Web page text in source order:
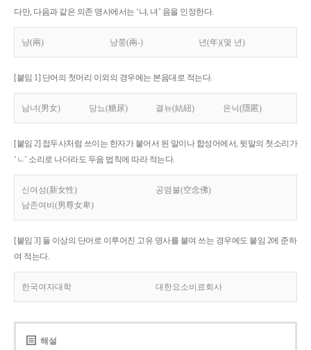
다만, 다음과 같은 의존 명사에서는 ‘냐, 녀’ 음을 인정한다.
냥(兩) 냥쭝(兩-) 년(年)(몇 년)
[붙임 1] 단어의 첫머리 이외의 경우에는 본음대로 적는다.
남녀(男女) 당뇨(糖尿) 결뉴(結紐) 은닉(隱匿)
[붙임 2] 접두사처럼 쓰이는 한자가 붙어서 된 말이나 합성어에서, 뒷말의 첫소리가
‘ㄴ’ 소리로 나더라도 두음 법칙에 따라 적는다.
신여성(新女性)
공염불(空念佛)
남존여비(男尊女卑)
[붙임 3] 둘 이상의 단어로 이루어진 고유 명사를 붙여 쓰는 경우에도 붙임 2에 준하
여 적는다.
한국여자대학 대한요소비료회사
해설